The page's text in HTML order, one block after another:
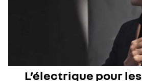
L’électrique pour les